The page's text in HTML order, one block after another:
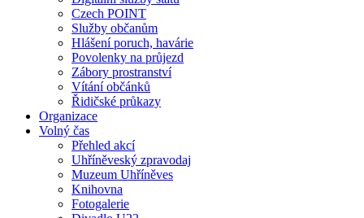
Czech POINT
Služby občanům
Hlášení poruch, havárie
Povolenky na průjezd
Zábory prostranství
Vítání občánků
Řidičské průkazy
Organizace
Volný čas
Přehled akcí
Uhříněveský zpravodaj
Muzeum Uhříněves
Knihovna
Fotogalerie